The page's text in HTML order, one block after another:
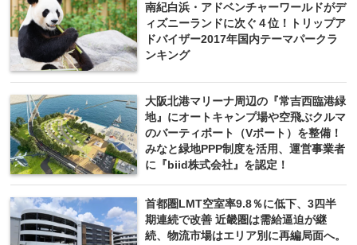
南紀白浜・アドベンチャーワールドがデ
ィズニーランドに次ぐ４位！トリップア
ドバイザー2017年国内テーマパークラ
ンキング
大阪北港マリーナ周辺の『常吉西臨港緑
地』にオートキャンプ場や空飛ぶクルマ
のバーティポート（Vポート）を整備！
みなと緑地PPP制度を活用、運営事業者
に『biid株式会社』を認定！
首都圏LMT空室率9.8％に低下、3四半
期連続で改善 近畿圏は需給逼迫が継
続、物流市場はエリア別に再編局面へ。